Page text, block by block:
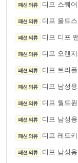
패션 의류 디프 스퀘
패션 의류 디프 올드
패션 의류 디프 디프
패션 의류 디프 오렌
패션 의류 디프 트리
패션 의류 디프 남성
패션 의류 디프 월드
패션 의류 디프 남성
패션 의류 디프 레드
패션 의류 디프 남성